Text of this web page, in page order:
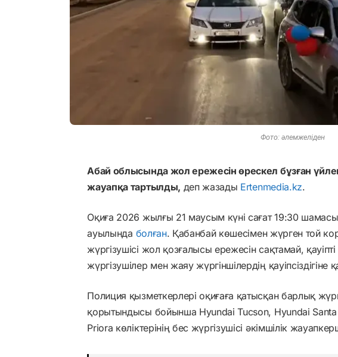
Фото: әлемжеліден
Абай облысында жол ережесін өрескел бұзған
жауапқа тартылды, деп жазады Ertenmedia.kz.
Оқиға 2026 жылғы 21 маусым күні сағат 19:30
ауылында болған. Қабанбай көшесімен жүрген той
жүргізушісі жол қозғалысы ережесін сақтамай,
жүргізушілер мен жаяу жүргіншілердің қауіпсіздігіне
Полиция қызметкерлері оқиғаға қатысқан барлық
қорытындысы бойынша Hyundai Tucson, Hyundai
Priora көліктерінің бес жүргізушісі әкімшілік